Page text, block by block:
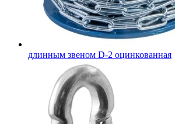
длинным звеном D-2 оцинкованная